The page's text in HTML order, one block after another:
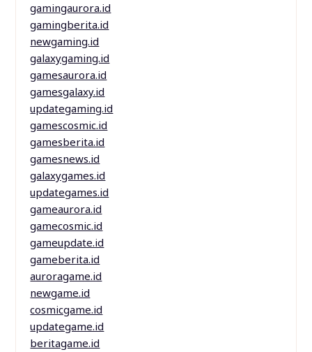
gamingaurora.id
gamingberita.id
newgaming.id
galaxygaming.id
gamesaurora.id
gamesgalaxy.id
updategaming.id
gamescosmic.id
gamesberita.id
gamesnews.id
galaxygames.id
updategames.id
gameaurora.id
gamecosmic.id
gameupdate.id
gameberita.id
auroragame.id
newgame.id
cosmicgame.id
updategame.id
beritagame.id